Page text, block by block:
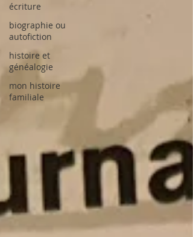
écriture
biographie ou
autofiction
histoire et
généalogie
mon histoire
familiale